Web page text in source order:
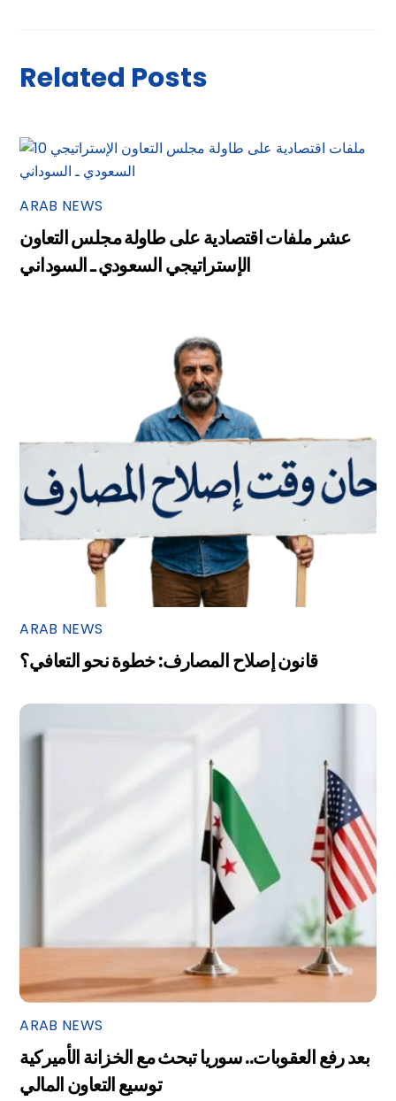
Related Posts
ARAB NEWS
عشر ملفات اقتصادية على طاولة مجلس التعاون
الإستراتيجي السعودي ـ السوداني
ARAB NEWS
قانون إصلاح المصارف: خطوة نحو التعافي؟
ARAB NEWS
بعد رفع العقوبات.. سوريا تبحث مع الخزانة الأميركية
توسيع التعاون المالي